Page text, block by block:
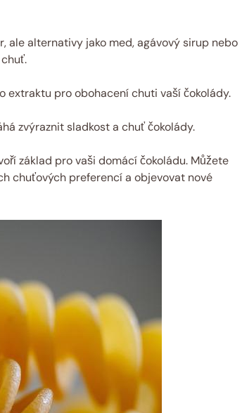
ale alternativy jako med, agávový sirup ⁤nebo
extraktu pro obohacení chuti ⁤vaší čokolády.
zvýraznit sladkost a chuť čokolády.
základ ⁢pro vaši‌ domácí‍ čokoládu. Můžete
‍chuťových preferencí‌ a objevovat nové